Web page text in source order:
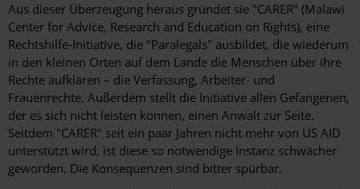
Aus dieser Überzeugung heraus gründet sie "CARER" (Malawi
Center for Advice, Research and Education on Rights), eine
Rechtshilfe-Initiative, die "Paralegals" ausbildet, die wiederum
in den kleinen Orten auf dem Lande die Menschen über ihre
Rechte aufklären – die Verfassung, Arbeiter- und
Frauenrechte. Außerdem stellt die Initiative allen Gefangenen,
der es sich nicht leisten können, einen Anwalt zur Seite.
Seitdem "CARER" seit ein paar Jahren nicht mehr von US AID
unterstützt wird, ist diese so notwendige Instanz schwächer
geworden. Die Konsequenzen sind bitter spürbar.